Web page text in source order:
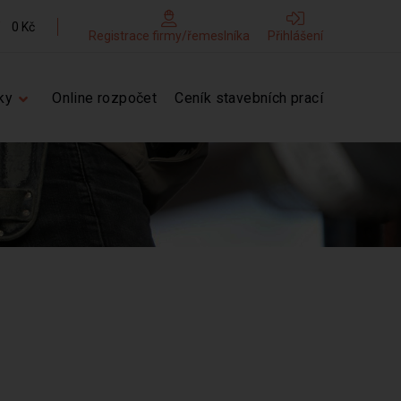
0 Kč
Registrace firmy/řemeslníka Přihlášení
Online rozpočet Ceník stavebních prací